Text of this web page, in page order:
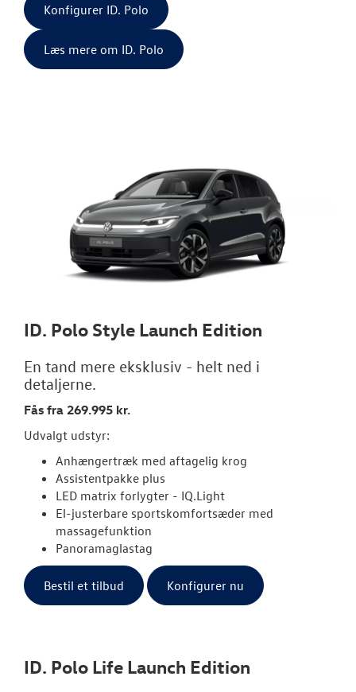
OM OS
RESERVEDELE
Konfigurer ID. Polo
Læs mere om ID. Polo
ID. Polo Style Launch Edition
En tand mere eksklusiv - helt ned i
detaljerne.
Fås fra 269.995 kr.
Udvalgt udstyr:
Anhængertræk med aftagelig krog
Assistentpakke plus
LED matrix forlygter - IQ.Light
El-justerbare sportskomfortsæder med
massagefunktion
Panoramaglastag
Bestil et tilbud Konfigurer nu
ID. Polo Life Launch Edition